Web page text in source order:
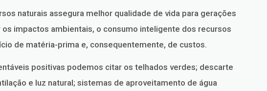
naturais assegura melhor qualidade de vida para gerações
impactos ambientais, o consumo inteligente dos recursos
de matéria-prima e, consequentemente, de custos.
positivas podemos citar os telhados verdes; descarte
e luz natural; sistemas de aproveitamento de água